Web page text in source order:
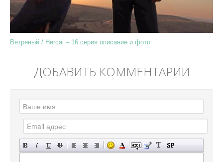
Ветреный / Hercai – 16 серия описание и фото
ДОБАВИТЬ КОММЕНТАРИЙ